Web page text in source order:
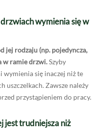
wymienia się w
jej rodzaju (np. pojedyncza,
w ramie drzwi.Szyby
się inaczej niż te
uszczelkach. Zawsze należy
przystąpieniem do pracy.
jest trudniejsza niż